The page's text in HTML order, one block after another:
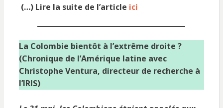
(…) Lire la suite de l’article ici
La Colombie bientôt à l’extrême droite ?
(Chronique de l’Amérique latine avec
Christophe Ventura, directeur de recherche à
l’IRIS)